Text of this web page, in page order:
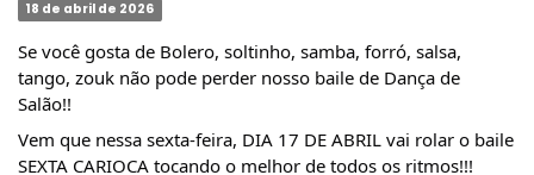
18 de abril de 2026
Se você gosta de Bolero, soltinho, samba, forró, salsa,
tango, zouk não pode perder nosso baile de Dança de
Salão!!
Vem que nessa sexta-feira, DIA 17 DE ABRIL vai rolar o baile
SEXTA CARIOCA tocando o melhor de todos os ritmos!!!